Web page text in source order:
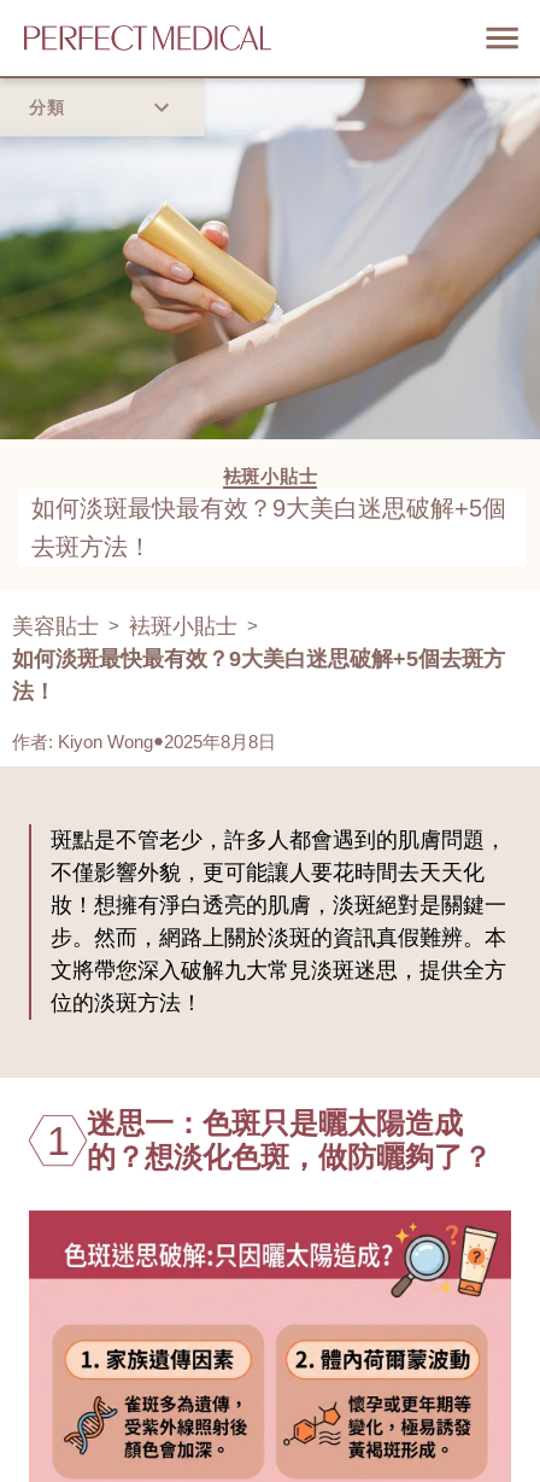
分類
流行趨勢
袪斑小貼士
如何淡斑最快最有效？9大美白迷思破解+5個
去斑方法！
美容貼士 > 袪斑小貼士 >
如何淡斑最快最有效？9大美白迷思破解+5個去斑方
法！
作者: Kiyon Wong 2025年8月8日
斑點是不管老少，許多人都會遇到的肌膚問題，
不僅影響外貌，更可能讓人要花時間去天天化
妝！想擁有淨白透亮的肌膚，淡斑絕對是關鍵一
步。然而，網路上關於淡斑的資訊真假難辨。本
文將帶您深入破解九大常見淡斑迷思，提供全方
位的淡斑方法！
1 迷思一：色斑只是曬太陽造成
的？想淡化色斑，做防曬夠了？